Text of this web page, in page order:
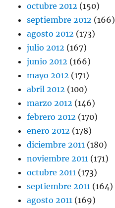
octubre 2012 (150)
septiembre 2012 (166)
agosto 2012 (173)
julio 2012 (167)
junio 2012 (166)
mayo 2012 (171)
abril 2012 (100)
marzo 2012 (146)
febrero 2012 (170)
enero 2012 (178)
diciembre 2011 (180)
noviembre 2011 (171)
octubre 2011 (173)
septiembre 2011 (164)
agosto 2011 (169)